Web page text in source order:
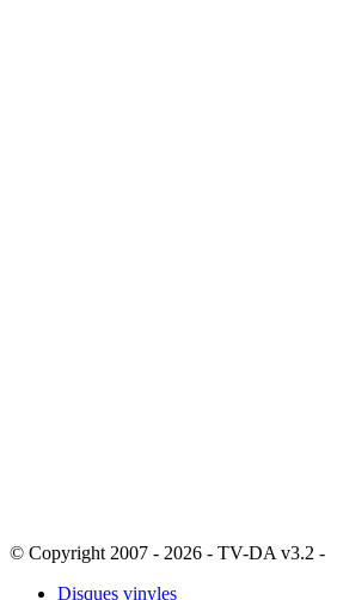
© Copyright 2007 - 2026 - TV-DA v3.2 -
Disques vinyles